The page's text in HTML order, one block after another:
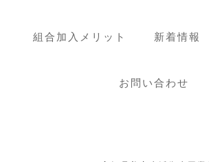
組合加入メリット 新着情報
お問い合わせ